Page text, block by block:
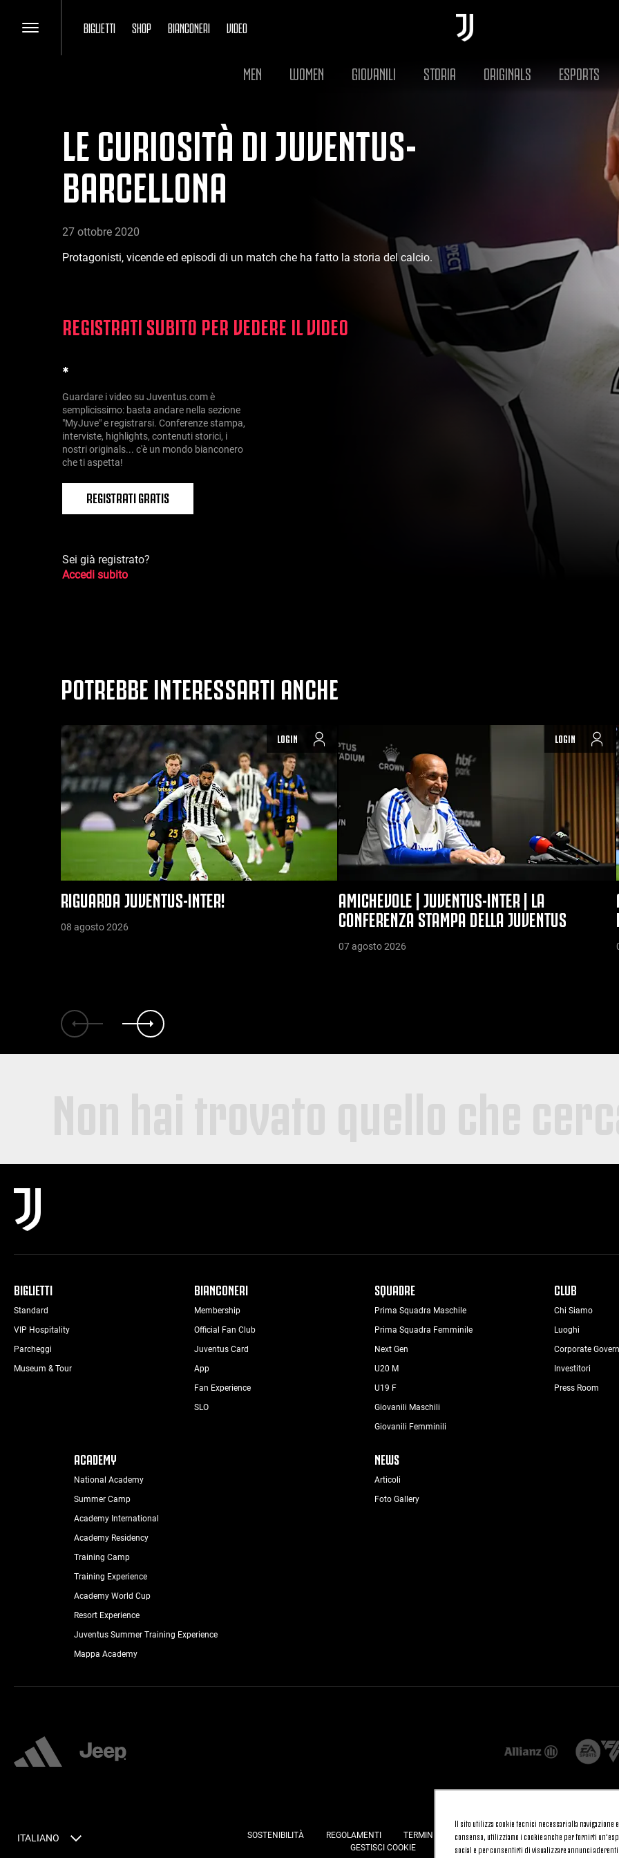
BIGLIETTI SHOP BIANCONERI VIDEO
MEN WOMEN GIOVANILI STORIA ORIGINALS ESPORTS
LE CURIOSITÀ DI JUVENTUS-
BARCELLONA
27 ottobre 2020
Protagonisti, vicende ed episodi di un match che ha fatto la storia del calcio.
REGISTRATI SUBITO PER VEDERE IL VIDEO
*
Guardare i video su Juventus.com è
semplicissimo: basta andare nella sezione
"MyJuve" e registrarsi. Conferenze stampa,
interviste, highlights, contenuti storici, i
nostri originals... c'è un mondo bianconero
che ti aspetta!
REGISTRATI GRATIS
Sei già registrato?
Accedi subito
POTREBBE INTERESSARTI ANCHE
LOGIN
RIGUARDA JUVENTUS-INTER!
08 agosto 2026
LOGIN
AMICHEVOLE | JUVENTUS-INTER | LA
CONFERENZA STAMPA DELLA JUVENTUS
07 agosto 2026
BIGLIETTI
Standard
VIP Hospitality
Parcheggi
Museum & Tour
BIANCONERI
Membership
Official Fan Club
Juventus Card
App
Fan Experience
SLO
SQUADRE
Prima Squadra Maschile
Prima Squadra Femminile
Next Gen
U20 M
U19 F
Giovanili Maschili
Giovanili Femminili
CLUB
Chi Siamo
Luoghi
Corporate
Investitori
Press Room
ACADEMY
National Academy
Summer Camp
Academy International
Academy Residency
Training Camp
Training Experience
Academy World Cup
Resort Experience
Juventus Summer Training Experience
Mappa Academy
NEWS
Articoli
Foto Gallery
ITALIANO SOSTENIBILITÀ REGOLAMENTI TERMINI E CONDIZIONI FATTURAZIONE
GESTISCI COOKIE
JOIN US CONTATTACI FAQ
Il sito utilizza cookie tecnici necessari alla
consenso, utilizziamo i cookie anche per fornirti
social e per consentirti di visualizzare annunci